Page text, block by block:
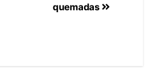
quemadas